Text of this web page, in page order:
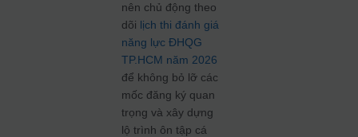
nên chủ động theo
dõi lịch thi đánh giá
năng lực ĐHQG
TP.HCM năm 2026
để không bỏ lỡ các
mốc đăng ký quan
trọng và xây dựng
lộ trình ôn tập cá